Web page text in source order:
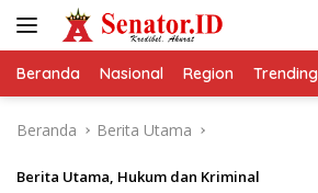
Beranda Nasional Region Trending
Beranda Berita Utama
Berita Utama, Hukum dan Kriminal